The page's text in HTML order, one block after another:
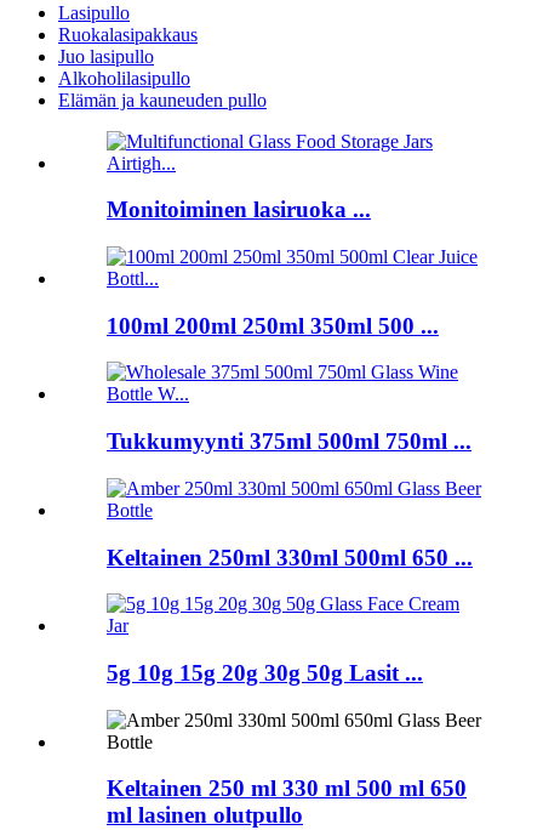
Lasipullo
Ruokalasipakkaus
Juo lasipullo
Alkoholilasipullo
Elämän ja kauneuden pullo
Monitoiminen lasiruoka ...
100ml 200ml 250ml 350ml 500 ...
Tukkumyynti 375ml 500ml 750ml ...
Keltainen 250ml 330ml 500ml 650 ...
5g 10g 15g 20g 30g 50g Lasit ...
Keltainen 250 ml 330 ml 500 ml 650
ml lasinen olutpullo